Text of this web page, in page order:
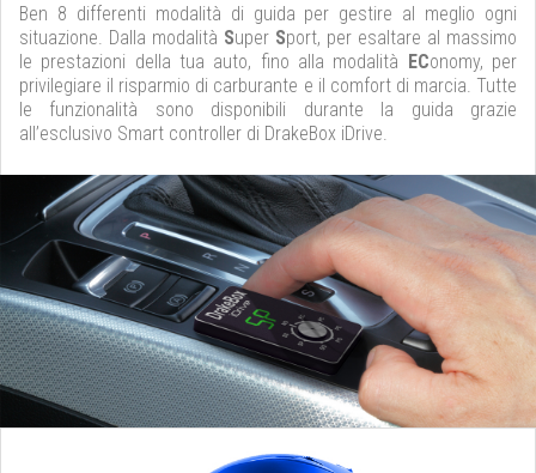
Ben 8 differenti modalità di guida per gestire al meglio ogni
situazione. Dalla modalità Super Sport, per esaltare al massimo
le prestazioni della tua auto, fino alla modalità EConomy, per
privilegiare il risparmio di carburante e il comfort di marcia. Tutte
le funzionalità sono disponibili durante la guida grazie
all’esclusivo Smart controller di DrakeBox iDrive.